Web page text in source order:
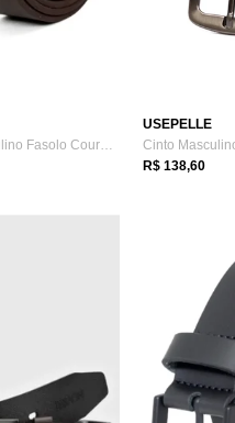
Cinto Social Masculino Fasolo Couro Liso...
USEPELLE
R$ 138,60